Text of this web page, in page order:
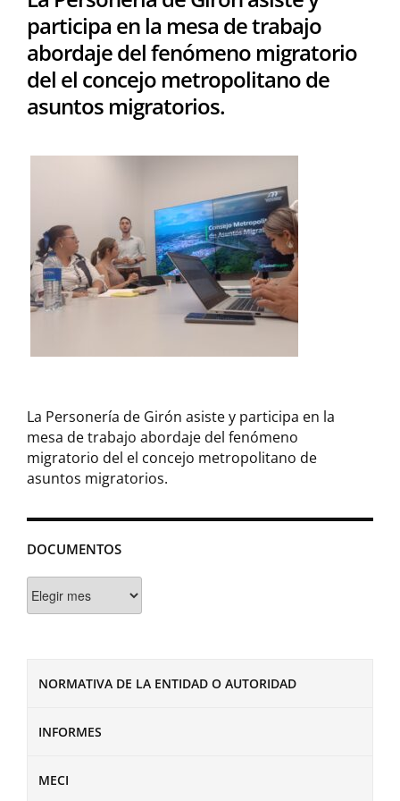
DOCUMENTOS
NORMATIVA DE LA ENTIDAD O AUTORIDAD
INFORMES
MECI
participa en la mesa de trabajo
abordaje del fenómeno migratorio
del el concejo metropolitano de
asuntos migratorios.
La Personería de Girón asiste y participa en la
mesa de trabajo abordaje del fenómeno
migratorio del el concejo metropolitano de
asuntos migratorios.